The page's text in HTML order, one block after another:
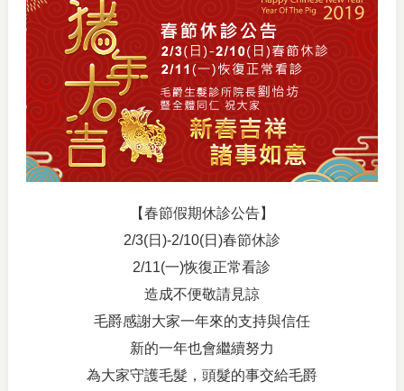
【春節假期休診公告】
2/3(日)-2/10(日)春節休診
2/11(一)恢復正常看診
造成不便敬請見諒
毛爵感謝大家一年來的支持與信任
新的一年也會繼續努力
為大家守護毛髮，頭髮的事交給毛爵